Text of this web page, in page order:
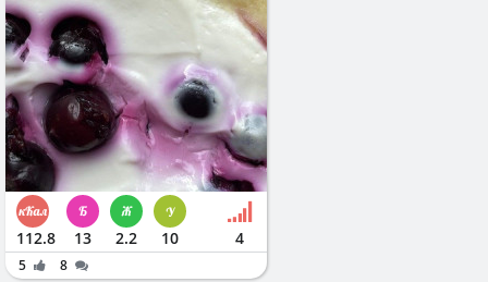
112.8 13 2.2 10 4
5 8